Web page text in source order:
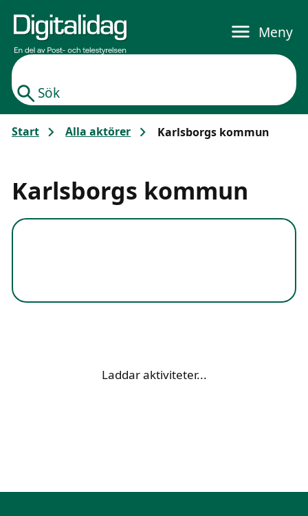
Sök
Meny
Start Alla aktörer Karlsborgs kommun
Karlsborgs kommun
Laddar aktiviteter...